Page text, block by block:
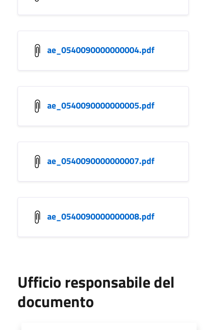
ae_0540090000000004.pdf
ae_0540090000000005.pdf
ae_0540090000000007.pdf
ae_0540090000000008.pdf
Ufficio responsabile del
documento